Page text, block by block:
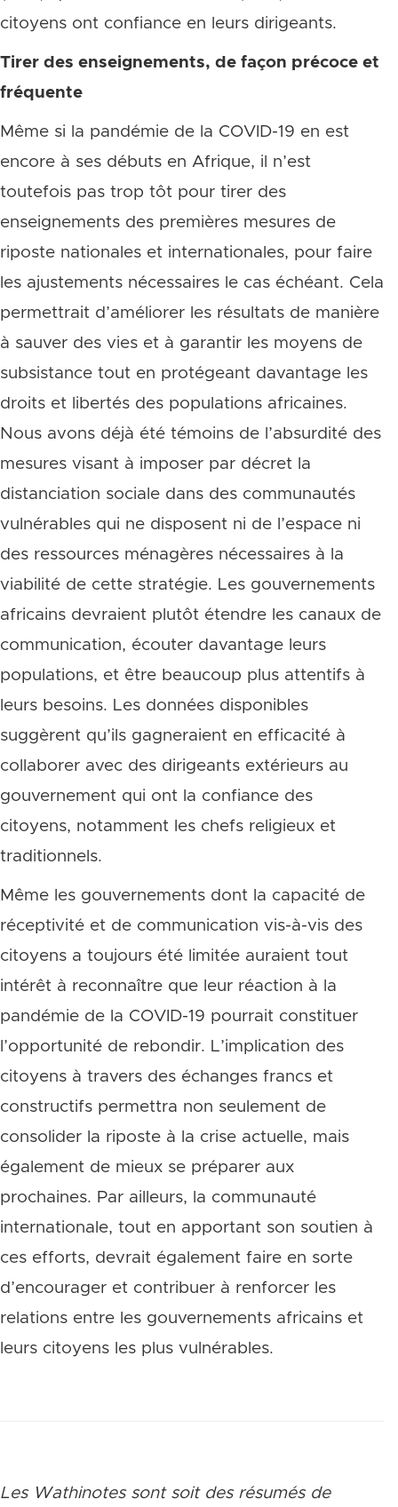
citoyens ont confiance en leurs dirigeants.
Tirer des enseignements, de façon précoce et
fréquente
Même si la pandémie de la COVID-19 en est
encore à ses débuts en Afrique, il n’est
toutefois pas trop tôt pour tirer des
enseignements des premières mesures de
riposte nationales et internationales, pour faire
les ajustements nécessaires le cas échéant. Cela
permettrait d’améliorer les résultats de manière
à sauver des vies et à garantir les moyens de
subsistance tout en protégeant davantage les
droits et libertés des populations africaines.
Nous avons déjà été témoins de l’absurdité des
mesures visant à imposer par décret la
distanciation sociale dans des communautés
vulnérables qui ne disposent ni de l’espace ni
des ressources ménagères nécessaires à la
viabilité de cette stratégie. Les gouvernements
africains devraient plutôt étendre les canaux de
communication, écouter davantage leurs
populations, et être beaucoup plus attentifs à
leurs besoins. Les données disponibles
suggèrent qu’ils gagneraient en efficacité à
collaborer avec des dirigeants extérieurs au
gouvernement qui ont la confiance des
citoyens, notamment les chefs religieux et
traditionnels.
Même les gouvernements dont la capacité de
réceptivité et de communication vis-à-vis des
citoyens a toujours été limitée auraient tout
intérêt à reconnaître que leur réaction à la
pandémie de la COVID-19 pourrait constituer
l’opportunité de rebondir. L’implication des
citoyens à travers des échanges francs et
constructifs permettra non seulement de
consolider la riposte à la crise actuelle, mais
également de mieux se préparer aux
prochaines. Par ailleurs, la communauté
internationale, tout en apportant son soutien à
ces efforts, devrait également faire en sorte
d’encourager et contribuer à renforcer les
relations entre les gouvernements africains et
leurs citoyens les plus vulnérables.
Les Wathinotes sont soit des résumés de